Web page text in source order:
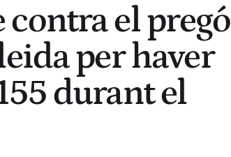
el pregó
per haver
durant el